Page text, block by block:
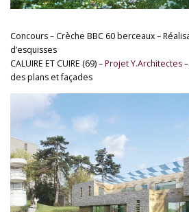
Concours – Crèche BBC 60 berceaux –
d’esquisses
CALUIRE ET CUIRE (69) –Projet Y.Architectes
des plans et façades